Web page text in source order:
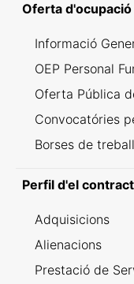
Oferta d'ocupació
Informació
OEP Personal
Oferta Pública
Convocatóries
Borses de treball
Perfil d'el
Adquisicions
Alienacions
Prestació de